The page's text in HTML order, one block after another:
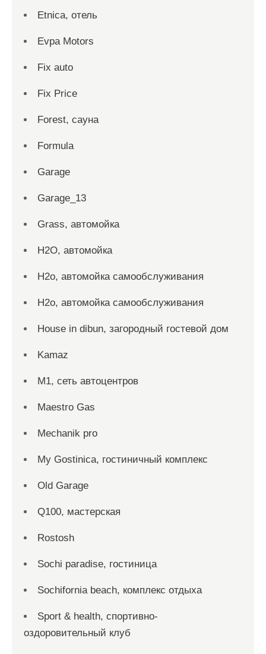
Etnica, отель
Evpa Motors
Fix auto
Fix Price
Forest, сауна
Formula
Garage
Garage_13
Grass, автомойка
H2O, автомойка
H2o, автомойка самообслуживания
H2o, автомойка самообслуживания
House in dibun, загородный гостевой дом
Kamaz
M1, сеть автоцентров
Maestro Gas
Mechanik pro
My Gostinica, гостиничный комплекс
Old Garage
Q100, мастерская
Rostosh
Sochi paradise, гостиница
Sochifornia beach, комплекс отдыха
Sport & health, спортивно-
оздоровительный клуб